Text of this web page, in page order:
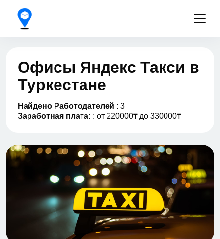
Офисы Яндекс Такси в
Туркестане
Найдено Работодателей : 3
Заработная плата: : от 220000₸ до 330000₸